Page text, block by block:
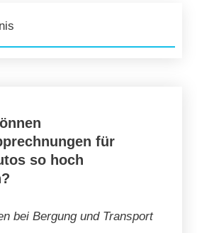
für
so hoch
bei Bergung und Transport